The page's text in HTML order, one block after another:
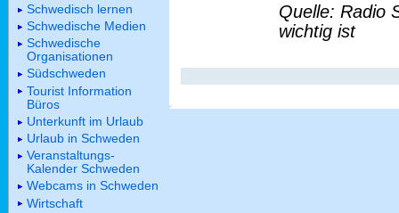
Quelle: Radio
wichtig ist
Schwedisch lernen
Schwedische Medien
Schwedische
Organisationen
Südschweden
Tourist Information
Büros
Unterkunft im Urlaub
Urlaub in Schweden
Veranstaltungs-
Kalender Schweden
Webcams in Schweden
Wirtschaft